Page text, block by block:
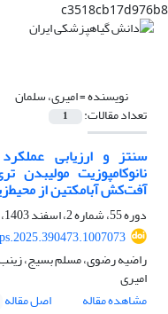
c3518cb17d976b8
نویسنده =امیری، سلمان
تعداد مقالات: 1
سنتز و ارزیابی
نانوکامپوزیت
آفت‌کش آبامکتین از
دوره 55، شماره 2، اسفند 1403، صفحه
راضیه رضوی، مسلم بسیج،
امیری
مشاهده مقاله
اصل مقاله